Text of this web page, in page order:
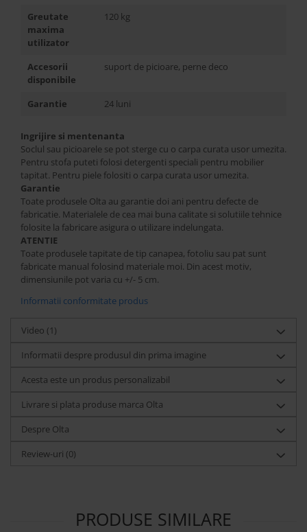
Greutate
maxima
utilizator
120 kg
Accesorii
disponibile
suport de picioare, perne deco
Garantie 24 luni
Ingrijire si mentenanta
Soclul sau picioarele se pot sterge cu o carpa curata usor umezita.
Pentru stofa puteti folosi detergenti speciali pentru mobilier
tapitat. Pentru piele folositi o carpa curata usor umezita.
Garantie
Toate produsele Olta au garantie doi ani pentru defecte de
fabricatie. Materialele de cea mai buna calitate si solutiile tehnice
folosite la fabricare asigura o utilizare indelungata.
ATENTIE
Toate produsele tapitate de tip canapea, fotoliu sau pat sunt
fabricate manual folosind materiale moi. Din acest motiv,
dimensiunile pot varia cu +/- 5 cm.
Informatii conformitate produs
Video (1)
Informatii despre produsul din prima imagine
Acesta este un produs personalizabil
Livrare si plata produse marca Olta
Despre Olta
Review-uri (0)
PRODUSE SIMILARE